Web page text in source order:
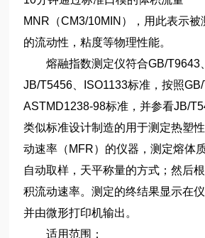
MNR（CM3/10MIN），用此表示
的流动性，粘度等物理性能。
熔融指数测定仪符合GB/T9643
JB/T5456、ISO1133标准，按照GB/
ASTMD1238-98标准，并参看JB/
类似标准设计制造的用于测定热塑
动速率（MFR）的仪器，测定熔体
自动取样，天平称量的方式；然后
积流动速率。测定的终结果显示在
并由微形打印机输出。
适用范围：